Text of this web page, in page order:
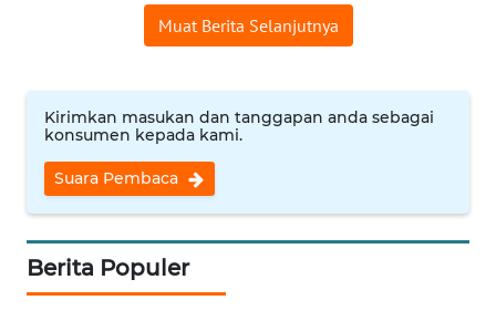
Muat Berita Selanjutnya
Kirimkan masukan dan tanggapan anda sebagai
konsumen kepada kami.
Suara Pembaca
Berita Populer
WN
KEPRI
WN
PAPUA
WN
PAPUA
BARAT